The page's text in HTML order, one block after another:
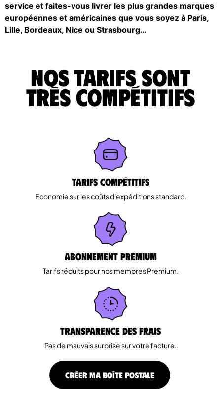
service et faites-vous livrer les plus grandes marques
européennes et américaines que vous soyez à Paris,
Lille, Bordeaux, Nice ou Strasbourg…
Nos tarifs sont
très compétitifs
Tarifs Compétitifs
Economie sur les coûts d'expéditions standard.
Abonnement Premium
Tarifs réduits pour nos membres Premium.
Transparence des Frais
Pas de mauvais surprise sur votre facture.
CRÉER MA BOÎTE POSTALE